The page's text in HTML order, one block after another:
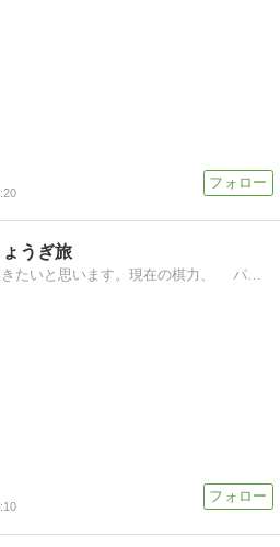
20
うぎ旅
親娘の将棋道を綴っていきたいと思います。現在の棋力、 パパ ＝＞初段 むすめ（小４、♀）＝＞１０級
10